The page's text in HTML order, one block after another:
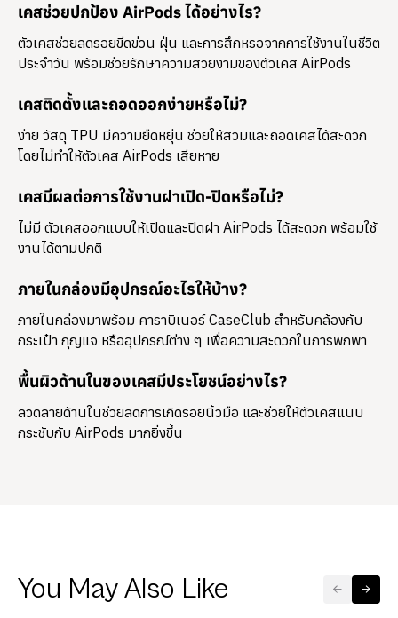
เคสช่วยปกป้อง AirPods ได้อย่างไร?
ตัวเคสช่วยลดรอยขีดข่วน ฝุ่น และการสึกหรอจากการใช้งานในชีวิต
ประจำวัน พร้อมช่วยรักษาความสวยงามของตัวเคส AirPods
เคสติดตั้งและถอดออกง่ายหรือไม่?
ง่าย วัสดุ TPU มีความยืดหยุ่น ช่วยให้สวมและถอดเคสได้สะดวก
โดยไม่ทำให้ตัวเคส AirPods เสียหาย
เคสมีผลต่อการใช้งานฝาเปิด-ปิดหรือไม่?
ไม่มี ตัวเคสออกแบบให้เปิดและปิดฝา AirPods ได้สะดวก พร้อมใช้
งานได้ตามปกติ
ภายในกล่องมีอุปกรณ์อะไรให้บ้าง?
ภายในกล่องมาพร้อม คาราบิเนอร์ CaseClub สำหรับคล้องกับ
กระเป๋า กุญแจ หรืออุปกรณ์ต่าง ๆ เพื่อความสะดวกในการพกพา
พื้นผิวด้านในของเคสมีประโยชน์อย่างไร?
ลวดลายด้านในช่วยลดการเกิดรอยนิ้วมือ และช่วยให้ตัวเคสแนบ
กระชับกับ AirPods มากยิ่งขึ้น
You May Also Like